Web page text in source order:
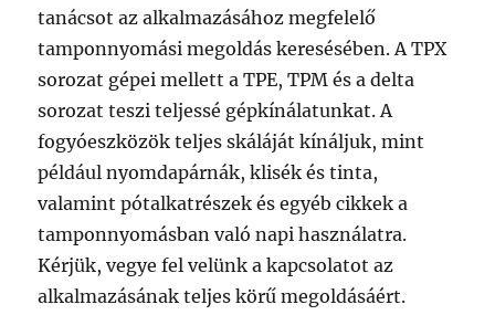
tanácsot az alkalmazásához megfelelő
tamponnyomási megoldás keresésében. A TPX
sorozat gépei mellett a TPE, TPM és a delta
sorozat teszi teljessé gépkínálatunkat. A
fogyóeszközök teljes skáláját kínáljuk, mint
például nyomdapárnák, klisék és tinta,
valamint pótalkatrészek és egyéb cikkek a
tamponnyomásban való napi használatra.
Kérjük, vegye fel velünk a kapcsolatot az
alkalmazásának teljes körű megoldásáért.